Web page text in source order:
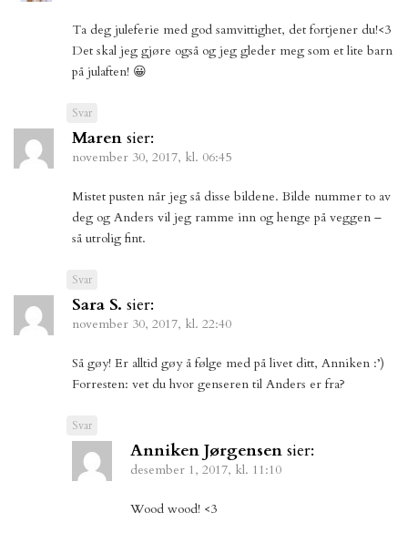
Ta deg juleferie med god samvittighet, det fortjener du!<3
Det skal jeg gjøre også og jeg gleder meg som et lite barn
på julaften! 😀
Svar
Maren sier:
november 30, 2017, kl. 06:45
Mistet pusten når jeg så disse bildene. Bilde nummer to av
deg og Anders vil jeg ramme inn og henge på veggen –
så utrolig fint.
Svar
Sara S. sier:
november 30, 2017, kl. 22:40
Så gøy! Er alltid gøy å følge med på livet ditt, Anniken :’)
Forresten: vet du hvor genseren til Anders er fra?
Svar
Anniken Jørgensen sier:
desember 1, 2017, kl. 11:10
Wood wood! <3